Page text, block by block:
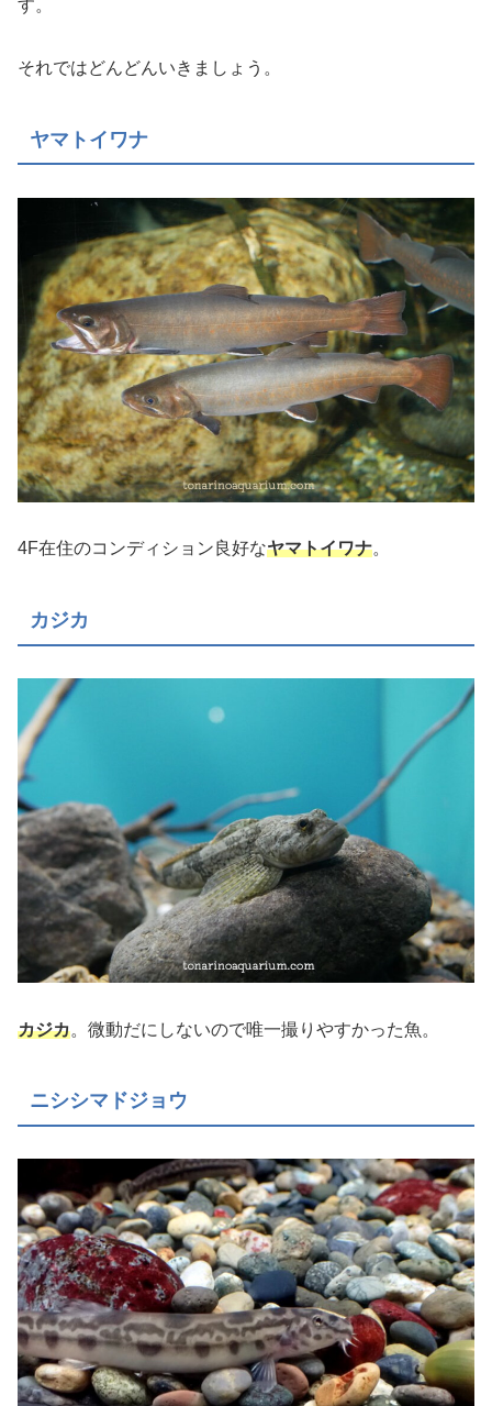
す。
それではどんどんいきましょう。
ヤマトイワナ
4F在住のコンディション良好なヤマトイワナ。
カジカ
カジカ。微動だにしないので唯一撮りやすかった魚。
ニシシマドジョウ